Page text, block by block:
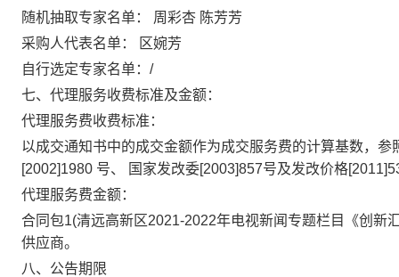
随机抽取专家名单： 周彩杏 陈芳芳
采购人代表名单： 区婉芳
自行选定专家名单：/
七、代理服务收费标准及金额：
代理服务费收费标准：
以成交通知书中的成交金额作为成交服务费的计算基数，
[2002]1980 号、 国家发改委[2003]857号及发改价格
代理服务费金额：
合同包1(清远高新区2021-2022年电视新闻专题栏目《创新
供应商。
八、公告期限